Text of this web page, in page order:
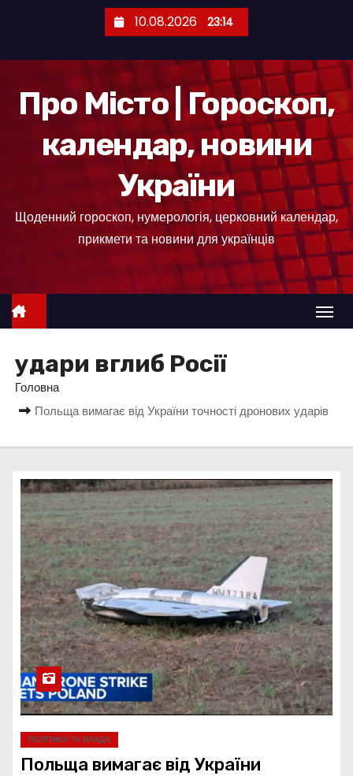
е
10.08.2026 23:14
Про Місто | Гороскоп,
календар, новини
України
Щоденний гороскоп, нумерологія, церковний календар,
прикмети та новини для українців
удари вглиб Росії
Головна
Польща вимагає від України точності дронових ударів
ПОЛІТИКА ТА ВЛАДА
Польща вимагає від України